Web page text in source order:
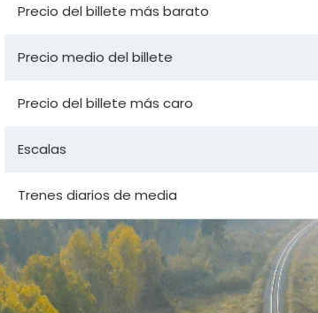
Precio del billete más barato
Precio medio del billete
Precio del billete más caro
Escalas
Trenes diarios de media